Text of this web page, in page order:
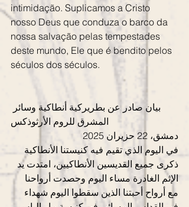
intimidação. Suplicamos a Cristo
nosso Deus que conduza o barco da
nossa salvação pelas tempestades
deste mundo, Ele que é bendito pelos
séculos dos séculos.
بيان صادر عن بطريركية أنطاكية وسائر
المشرق للروم الأرثوذكس
دمشق، 22 حزيران 2025
في اليوم الذي تقيم فيه كنيستنا الأنطاكية
ذكرى جميع القديسين الأنطاكيين، امتدت يد
الإثم الغادرة مساء اليوم وحصدت أرواحنا
مع أرواح أحبتنا الذين سقطوا اليوم شهداء